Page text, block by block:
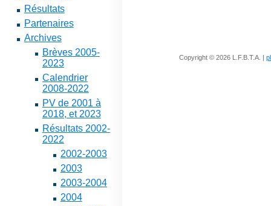
Résultats
Partenaires
Archives
Brèves 2005-
2023
Calendrier
2008-2022
PV de 2001 à
2018, et 2023
Résultats 2002-
2022
2002-2003
2003
2003-2004
2004
Copyright © 2026 L.F.B.T.A. |